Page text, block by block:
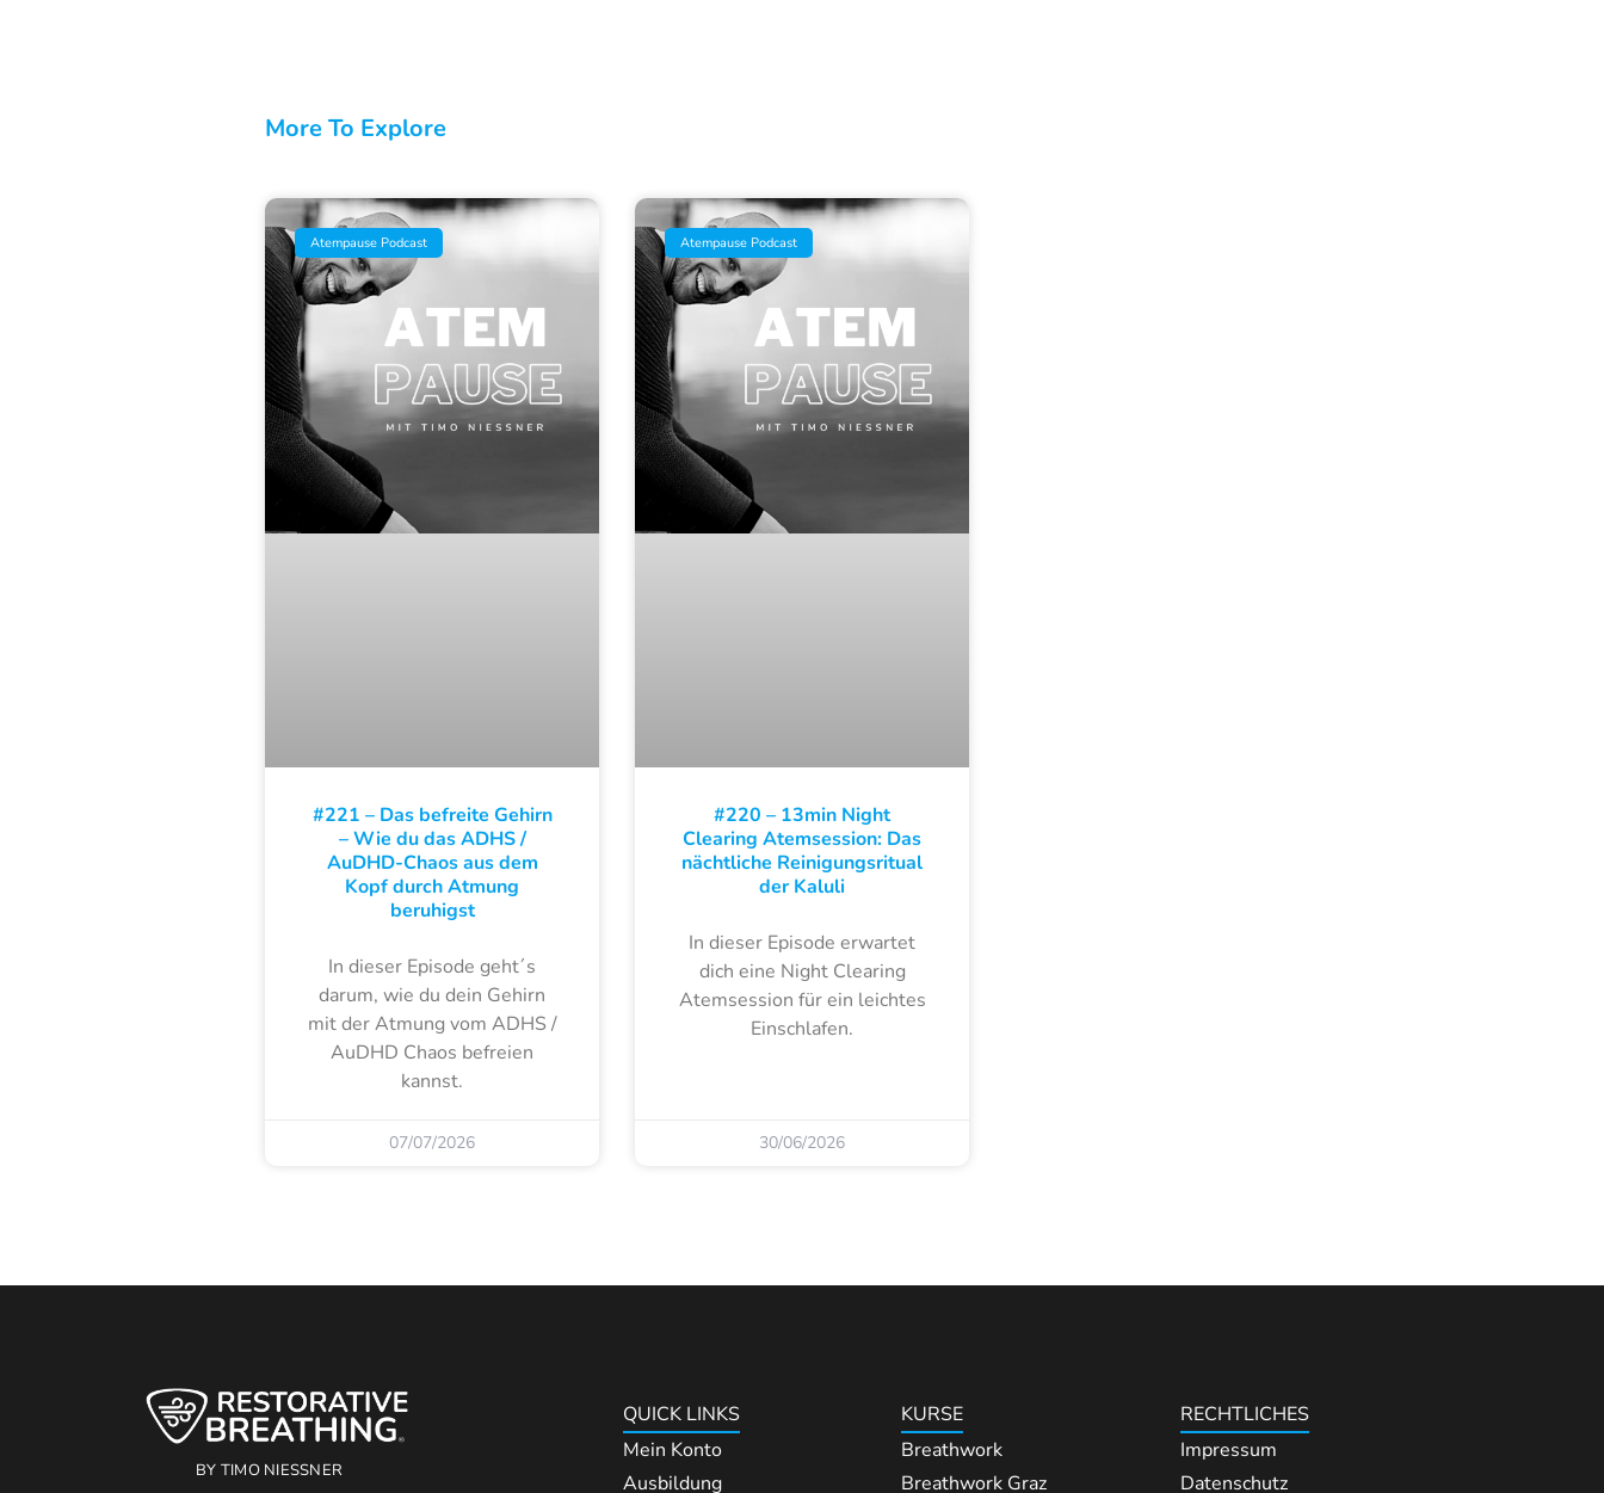
More To Explore
Atempause Podcast
#221 – Das befreite Gehirn
– Wie du das ADHS /
AuDHD-Chaos aus dem
Kopf durch Atmung
beruhigst
In dieser Episode geht´s
darum, wie du dein Gehirn
mit der Atmung vom ADHS /
AuDHD Chaos befreien
kannst.
07/07/2026
Atempause Podcast
#220 – 13min Night
Clearing Atemsession: Das
nächtliche Reinigungsritual
der Kaluli
In dieser Episode erwartet
dich eine Night Clearing
Atemsession für ein leichtes
Einschlafen.
30/06/2026
BY TIMO NIESSNER
QUICK LINKS
Mein Konto
Ausbildung
KURSE
Breathwork
Breathwork Graz
RECHTLICHES
Impressum
Datenschutz